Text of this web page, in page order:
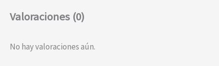
Valoraciones (0)
No hay valoraciones aún.